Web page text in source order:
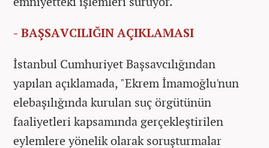
- BAŞSAVCILIĞIN AÇIKLAMASI
İstanbul Cumhuriyet Başsavcılığından
yapılan açıklamada, "Ekrem İmamoğlu'nun
elebaşılığında kurulan suç örgütünün
faaliyetleri kapsamında gerçekleştirilen
eylemlere yönelik olarak soruşturmalar